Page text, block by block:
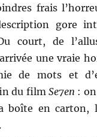
frais
gore
court, de
une vraie
de mots et
du film Se7en :
boîte en carton,